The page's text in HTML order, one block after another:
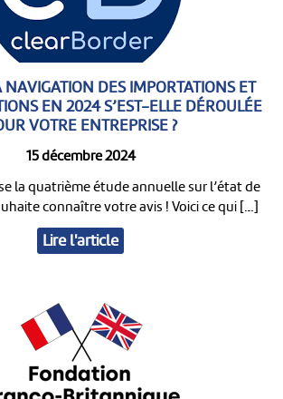
DES IMPORTATIONS ET
EN 2024 S’EST-ELLE DÉROULÉE
VOTRE ENTREPRISE ?
15 décembre 2024
la quatrième étude annuelle sur l’état de
connaître votre avis ! Voici ce qui […]
Lire l'article